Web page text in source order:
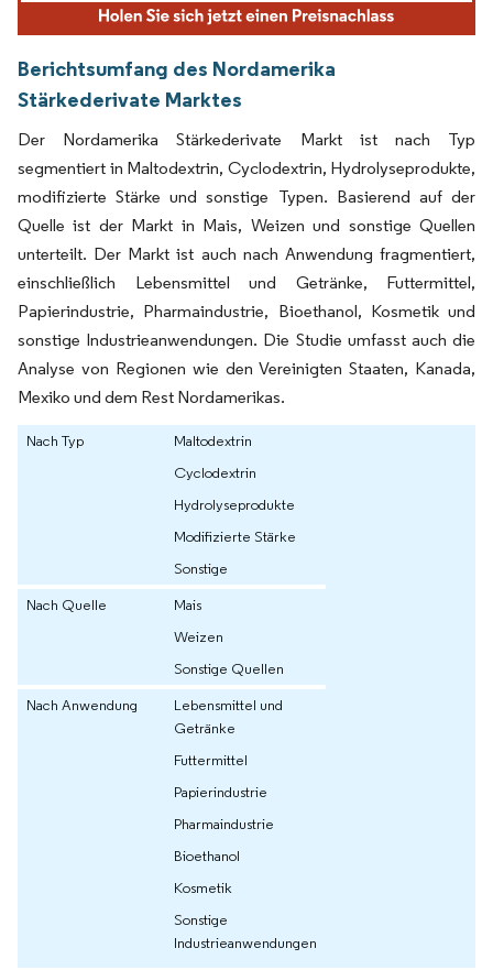
Berichtsumfang des Nordamerika
Stärkederivate Marktes
Der Nordamerika Stärkederivate Markt ist nach Typ
segmentiert in Maltodextrin, Cyclodextrin, Hydrolyseprodukte,
modifizierte Stärke und sonstige Typen. Basierend auf der
Quelle ist der Markt in Mais, Weizen und sonstige Quellen
unterteilt. Der Markt ist auch nach Anwendung fragmentiert,
einschließlich Lebensmittel und Getränke, Futtermittel,
Papierindustrie, Pharmaindustrie, Bioethanol, Kosmetik und
sonstige Industrieanwendungen. Die Studie umfasst auch die
Analyse von Regionen wie den Vereinigten Staaten, Kanada,
Mexiko und dem Rest Nordamerikas.
Nach Typ
Maltodextrin
Cyclodextrin
Hydrolyseprodukte
Modifizierte Stärke
Sonstige
Nach Quelle
Mais
Weizen
Sonstige Quellen
Nach Anwendung
Lebensmittel und
Getränke
Futtermittel
Papierindustrie
Pharmaindustrie
Bioethanol
Kosmetik
Sonstige
Industrieanwendungen